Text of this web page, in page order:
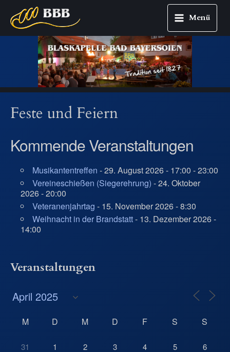
Main
Menu
Menü
Feste und Feiern
Kommende Veranstaltungen
Musikantentreffen - 29. August 2026 - 17:00 - 23:00
Vereineschießen (Siegerehrung) - 24. Oktober
2026 - 20:00
Veteranenjahrtag - 15. November 2026 - 8:30
Weihnacht in der Brandstatt- 13. Dezember 2026 -
14:00
Veranstaltungen
M D M D F S S
31 1 2 3 4 5 6